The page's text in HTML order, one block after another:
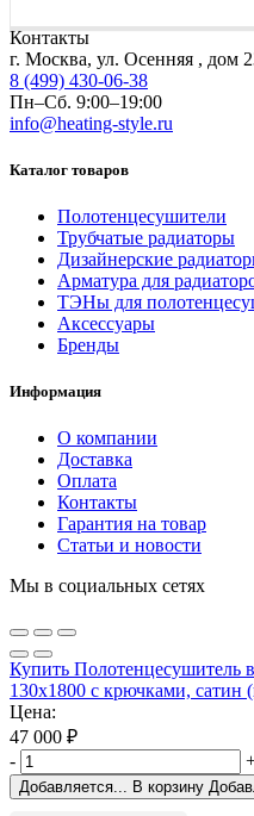
Контакты
г. Москва, ул. Осенняя , дом
8 (499) 430-06-38
Пн–Сб. 9:00–19:00
info@heating-style.ru
Каталог товаров
Полотенцесушители
Трубчатые радиаторы
Дизайнерские
Арматура для
ТЭНы для
Аксессуары
Бренды
Информация
О компании
Доставка
Оплата
Контакты
Гарантия на товар
Статьи и новости
Мы в социальных сетях
Купить Полотенцесушитель
130х1800 с крючками, сатин
Цена:
47 000 ₽
-
Добавляется... В корзину